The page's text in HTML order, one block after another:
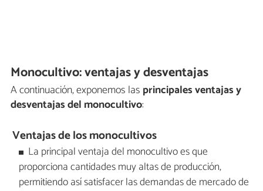
Monocultivo: ventajas y desventajas
A continuación, exponemos las principales ventajas y
desventajas del monocultivo:
Ventajas de los monocultivos
La principal ventaja del monocultivo es que
proporciona cantidades muy altas de producción,
permitiendo así satisfacer las demandas de mercado de